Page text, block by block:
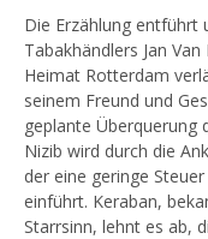
Die Erzählung entführt
Tabakhändlers Jan
Heimat Rotterdam
seinem Freund und
geplante Überquerung
Nizib wird durch die
der eine geringe
einführt. Keraban,
Starrsinn, lehnt es ab,